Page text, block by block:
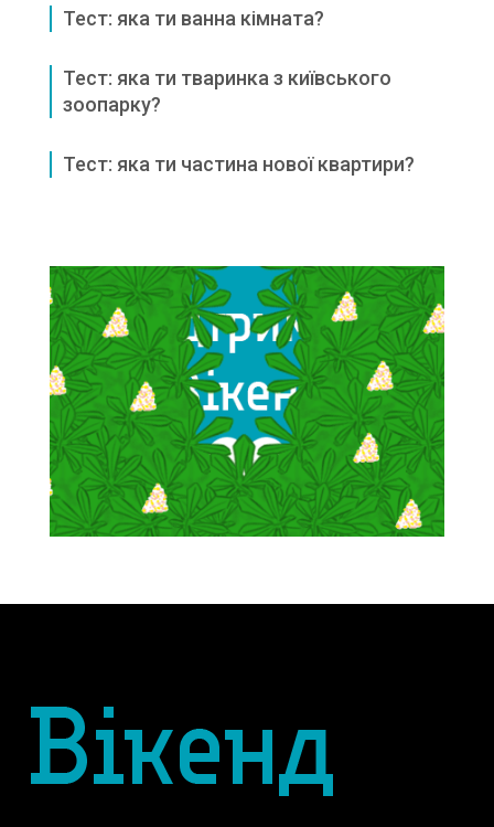
Тест: яка ти ванна кімната?
Тест: яка ти тваринка з київського
зоопарку?
Тест: яка ти частина нової квартири?